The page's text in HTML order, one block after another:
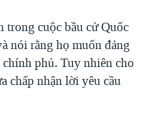
trong cuộc bầu cử Quốc
nói rằng họ muốn đảng
phủ. Tuy nhiên cho
chấp nhận lời yêu cầu